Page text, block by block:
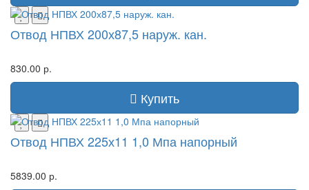
Отвод НПВХ 200х87,5 наруж. кан.
830.00 р.
Купить
Отвод НПВХ 225х11 1,0 Мпа напорный
5839.00 р.